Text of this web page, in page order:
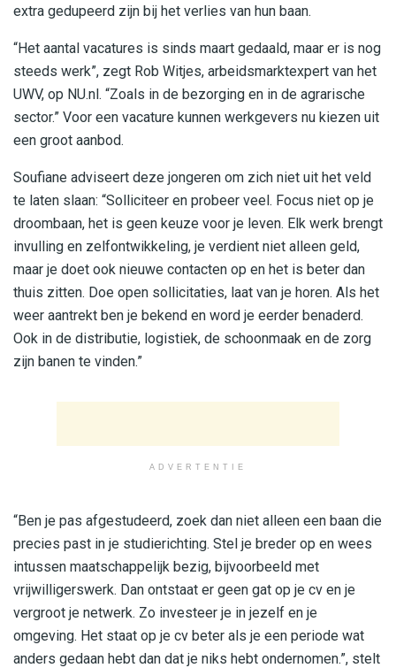
extra gedupeerd zijn bij het verlies van hun baan.
“Het aantal vacatures is sinds maart gedaald, maar er is nog
steeds werk”, zegt Rob Witjes, arbeidsmarktexpert van het
UWV, op NU.nl. “Zoals in de bezorging en in de agrarische
sector.” Voor een vacature kunnen werkgevers nu kiezen uit
een groot aanbod.
Soufiane adviseert deze jongeren om zich niet uit het veld
te laten slaan: “Solliciteer en probeer veel. Focus niet op je
droombaan, het is geen keuze voor je leven. Elk werk brengt
invulling en zelfontwikkeling, je verdient niet alleen geld,
maar je doet ook nieuwe contacten op en het is beter dan
thuis zitten. Doe open sollicitaties, laat van je horen. Als het
weer aantrekt ben je bekend en word je eerder benaderd.
Ook in de distributie, logistiek, de schoonmaak en de zorg
zijn banen te vinden.”
ADVERTENTIE
“Ben je pas afgestudeerd, zoek dan niet alleen een baan die
precies past in je studierichting. Stel je breder op en wees
intussen maatschappelijk bezig, bijvoorbeeld met
vrijwilligerswerk. Dan ontstaat er geen gat op je cv en je
vergroot je netwerk. Zo investeer je in jezelf en je
omgeving. Het staat op je cv beter als je een periode wat
anders gedaan hebt dan dat je niks hebt ondernomen.”, stelt